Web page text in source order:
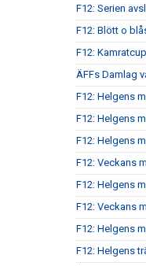
F12: Serien
F12: Blött o
F12:
ÄFFs Damlag
F12: Helgens
F12: Helgens
F12: Helgens
F12: Veckans
F12: Helgens
F12: Veckans
F12: Helgens
F12: Helgens